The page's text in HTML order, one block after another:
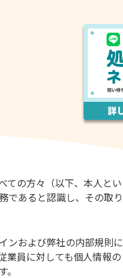
ての方々（以下、本人とい
であると認識し、その取り
ンおよび弊社の内部規則に
業員に対しても個人情報の